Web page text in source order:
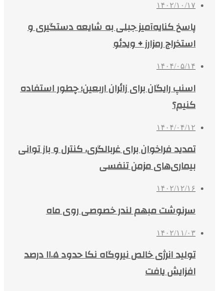
۱۴۰۲/۱۰/۱۷
پاسخ کنایه‌آمیز جبلی به شایعه دستگیری و
استخراج رمزارز + ویدئو
۱۴۰۴/۰۵/۱۴
اسنپ رایگان برای زائران اربعین؛ چطور استفاده
کنیم؟
۱۴۰۴/۰۴/۱۲
تمدید فراخوان برای غربالگری، کنترل و باز توانی
بیماری‌های مزمن تنفسی
۱۴۰۲/۱۲/۱۶
سرنوشت مبهم لندر خصوصی روی ماه
۱۴۰۲/۱۱/۰۳
تولید انرژی خالص نیروگاه نکا حدود ۱۱.۵ درصد
افزایش یافت